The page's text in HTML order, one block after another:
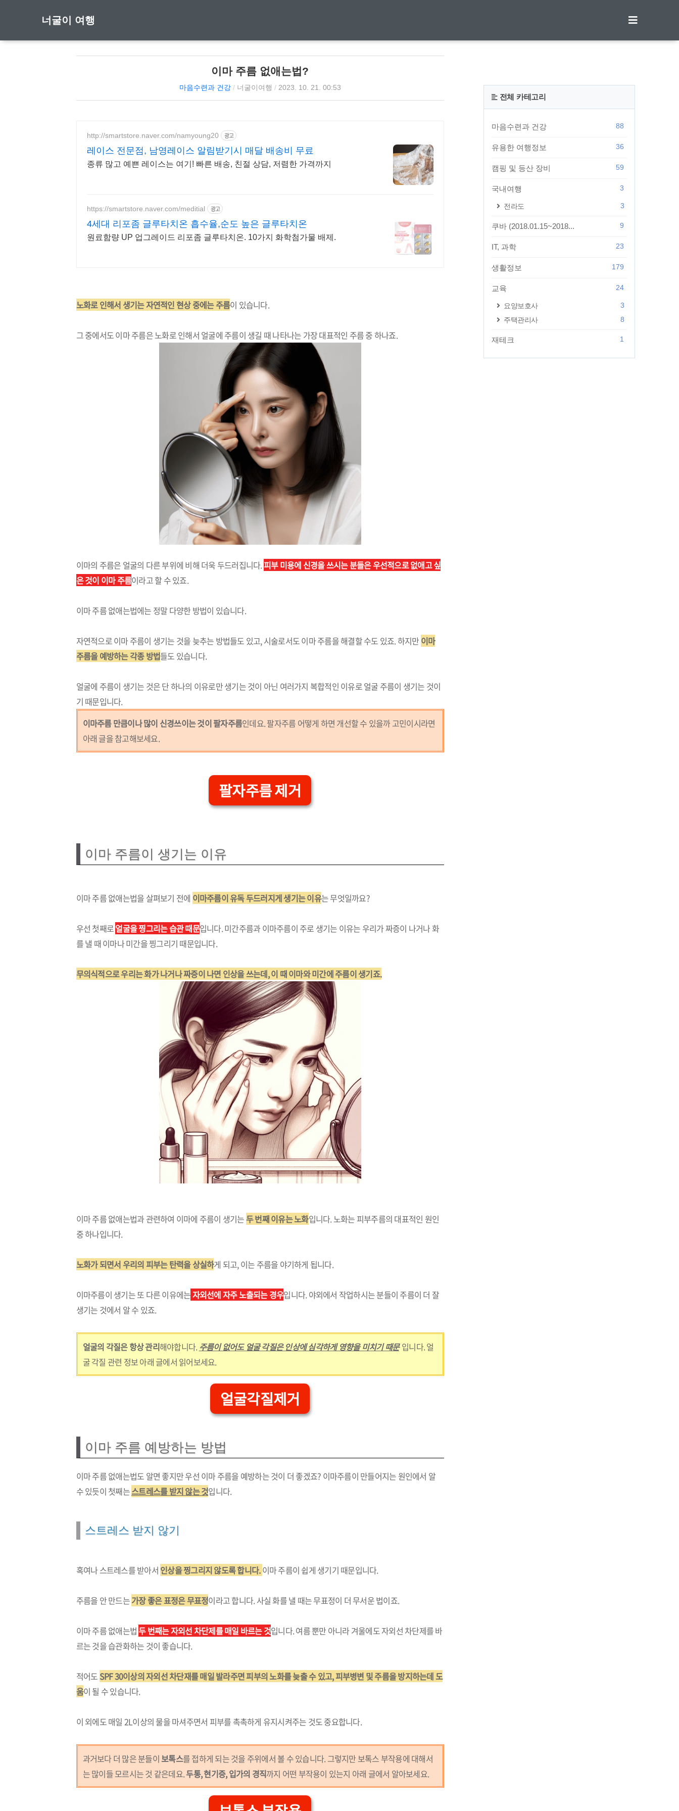
너굴이 여행
이마 주름 없애는법?
마음수련과 건강 / 너굴이여행 / 2023. 10. 21. 00:53
http://smartstore.naver.com/namyoung20 광고
레이스 전문점, 남영레이스 알림받기시 매달 배송비 무료
종류 많고 예쁜 레이스는 여기! 빠른 배송, 친절 상담, 저렴한 가격까지
https://smartstore.naver.com/meditial 광고
4세대 리포좀 글루타치온 흡수율,순도 높은 글루타치온
원료함량 UP 업그레이드 리포좀 글루타치온. 10가지 화학첨가물 배제.
노화로 인해서 생기는 자연적인 현상 중에는 주름이 있습니다.
그 중에서도 이마 주름은 노화로 인해서 얼굴에 주름이 생길 때 나타나는 가장 대표적인 주름 중 하나죠.
이마의 주름은 얼굴의 다른 부위에 비해 더욱 두드러집니다.피부 미용에 신경을 쓰시는 분들은 우선적으로 없애고 싶
은 것이 이마 주름이라고 할 수 있죠.
이마 주름 없애는법에는 정말 다양한 방법이 있습니다.
자연적으로 이마 주름이 생기는 것을 늦추는 방법들도 있고, 시술로서도 이마 주름을 해결할 수도 있죠. 하지만 이마
주름을 예방하는 각종 방법들도 있습니다.
얼굴에 주름이 생기는 것은 단 하나의 이유로만 생기는 것이 아닌 여러가지 복합적인 이유로 얼굴 주름이 생기는 것이
기 때문입니다.
이마주름 만큼이나 많이 신경쓰이는 것이 팔자주름인데요. 팔자주름 어떻게 하면 개선할 수 있을까 고민이시라면
아래 글을 참고해보세요.
팔자주름 제거
이마 주름이 생기는 이유
이마 주름 없애는법을 살펴보기 전에 이마주름이 유독 두드러지게 생기는 이유는 무엇일까요?
우선 첫째로얼굴을 찡그리는 습관 때문입니다. 미간주름과 이마주름이 주로 생기는 이유는 우리가 짜증이 나거나 화
를 낼 때 이마나 미간을 찡그리기 때문입니다.
무의식적으로 우리는 화가 나거나 짜증이 나면 인상을 쓰는데, 이 때 이마와 미간에 주름이 생기죠.
이마 주름 없애는법과 관련하여 이마에 주름이 생기는 두 번째 이유는 노화입니다. 노화는 피부주름의 대표적인 원인
중 하나입니다.
노화가 되면서 우리의 피부는 탄력을 상실하게 되고, 이는 주름을 야기하게 됩니다.
이마주름이 생기는 또 다른 이유에는자외선에 자주 노출되는 경우입니다. 야외에서 작업하시는 분들이 주름이 더 잘
생기는 것에서 알 수 있죠.
얼굴의 각질은 항상 관리해야합니다. 주름이 없어도 얼굴 각질은 인상에 심각하게 영향을 미치기 때문 입니다. 얼
굴 각질 관련 정보 아래 글에서 읽어보세요.
얼굴각질제거
이마 주름 예방하는 방법
이마 주름 없애는법도 알면 좋지만 우선 이마 주름을 예방하는 것이 더 좋겠죠? 이마주름이 만들어지는 원인에서 알
수 있듯이 첫째는스트레스를 받지 않는 것입니다.
스트레스 받지 않기
혹여나 스트레스를 받아서 인상을 찡그리지 않도록 합니다.이마 주름이 쉽게 생기기 때문입니다.
주름을 안 만드는가장 좋은 표정은 무표정이라고 합니다. 사실 화를 낼 때는 무표정이 더 무서운 법이죠.
이마 주름 없애는법두 번째는 자외선 차단제를 매일 바르는 것입니다. 여름 뿐만 아니라 겨울에도 자외선 차단제를 바
르는 것을 습관화하는 것이 좋습니다.
적어도 SPF 30이상의 자외선 차단재를 매일 발라주면 피부의 노화를 늦출 수 있고, 피부병변 및 주름을 방지하는데 도
움이 될 수 있습니다.
이 외에도 매일 2L이상의 물을 마셔주면서 피부를 촉촉하게 유지시켜주는 것도 중요합니다.
과거보다 더 많은 분들이보톡스를 접하게 되는 것을 주위에서 볼 수 있습니다. 그렇지만 보톡스 부작용에 대해서
는 많이들 모르시는 것 같은데요.두통, 현기증, 입가의 경직까지 어떤 부작용이 있는지 아래 글에서 알아보세요.
전체 카테고리
마음수련과 건강 88
유용한 여행정보 36
캠핑 및 등산 장비 59
국내여행 3
전라도 3
쿠바 (2018.01.15~2018... 9
IT, 과학 23
생활정보 179
교육 24
요양보호사
3
주택관리사
8
재테크 1